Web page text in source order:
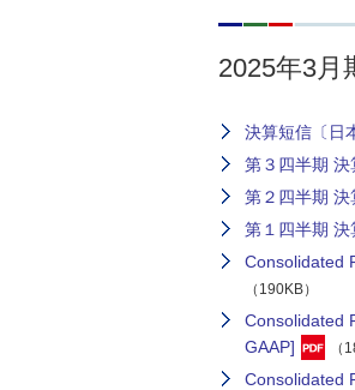
2025年3月
決算短信〔日
第３四半期
第２四半期
第１四半期
Consolidated
（190KB）
Consolidated
GAAP]
（
Consolidated